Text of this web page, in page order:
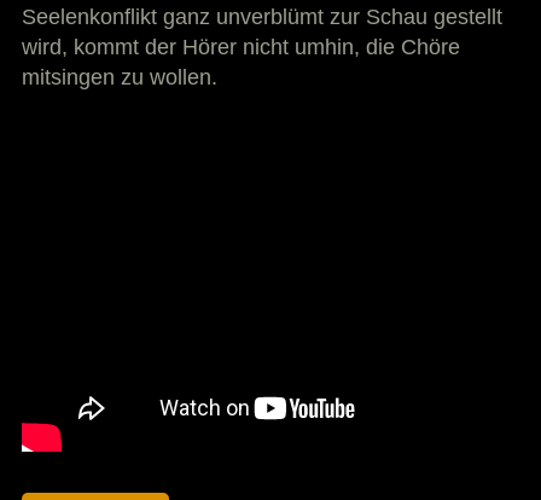
Seelenkonflikt ganz unverblümt zur Schau gestellt
wird, kommt der Hörer nicht umhin, die Chöre
mitsingen zu wollen.